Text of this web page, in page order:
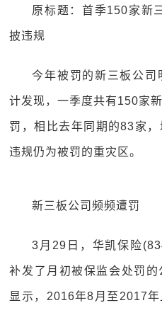
原标题：首季150家新
披违规
今年被罚的新三板公司
计发现，一季度共有150家
罚，相比去年同期的83家
违规仍为被罚的重灾区。
新三板公司频频遭罚
3月29日，华凯保险
补发了月初被保监会处罚
显示，2016年8月至2017